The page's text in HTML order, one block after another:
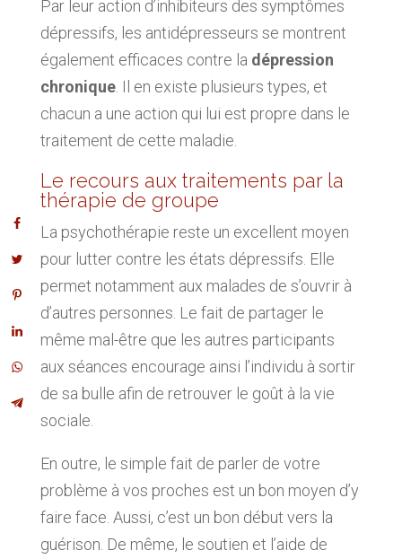
Par leur action d’inhibiteurs des symptômes
dépressifs, les antidépresseurs se montrent
également efficaces contre la dépression
chronique. Il en existe plusieurs types, et
chacun a une action qui lui est propre dans le
traitement de cette maladie.
Le recours aux traitements par la
thérapie de groupe
La psychothérapie reste un excellent moyen
pour lutter contre les états dépressifs. Elle
permet notamment aux malades de s’ouvrir à
d’autres personnes. Le fait de partager le
même mal-être que les autres participants
aux séances encourage ainsi l’individu à sortir
de sa bulle afin de retrouver le goût à la vie
sociale.
En outre, le simple fait de parler de votre
problème à vos proches est un bon moyen d’y
faire face. Aussi, c’est un bon début vers la
guérison. De même, le soutien et l’aide de